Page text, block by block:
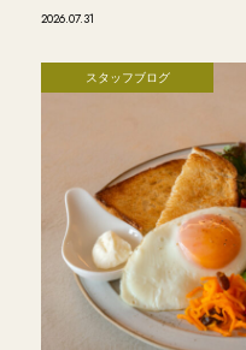
2026.07.31
スタッフブログ